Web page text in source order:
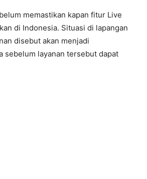
memastikan kapan fitur Live
di Indonesia. Situasi di lapangan
disebut akan menjadi
sebelum layanan tersebut dapat